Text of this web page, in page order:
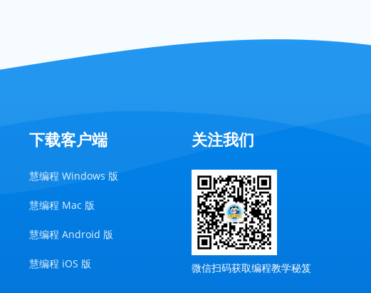
下载客户端
慧编程 Windows 版
慧编程 Mac 版
慧编程 Android 版
慧编程 iOS 版
关注我们
微信扫码获取编程教学秘笈